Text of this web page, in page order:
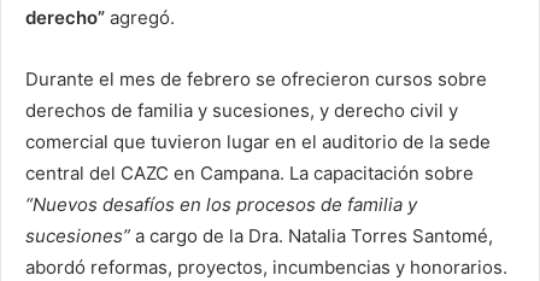
derecho” agregó.
Durante el mes de febrero se ofrecieron cursos sobre
derechos de familia y sucesiones, y derecho civil y
comercial que tuvieron lugar en el auditorio de la sede
central del CAZC en Campana. La capacitación sobre
“Nuevos desafíos en los procesos de familia y
sucesiones” a cargo de la Dra. Natalia Torres Santomé,
abordó reformas, proyectos, incumbencias y honorarios.